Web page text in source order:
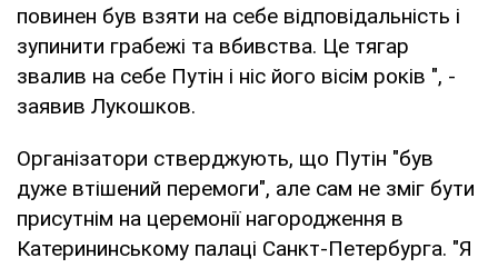
повинен був взяти на себе відповідальність і
зупинити грабежі та вбивства. Це тягар
звалив на себе Путін і ніс його вісім років ", -
заявив Лукошков.
Організатори стверджують, що Путін "був
дуже втішений перемоги", але сам не зміг бути
присутнім на церемонії нагородження в
Катерининському палаці Санкт-Петербурга. "Я